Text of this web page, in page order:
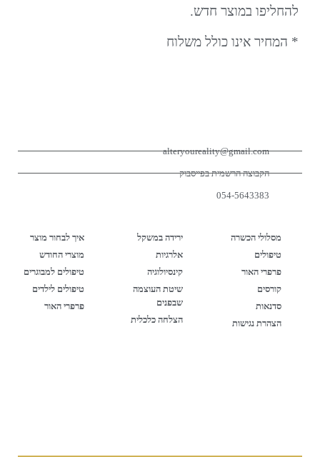
להחליפו במוצר חדש.
* המחיר אינו כולל משלוח
alteryoureality@gmail.com
הקבוצה הרשמית בפייסבוק
054-5643383
מסלולי הכשרה
טיפולים
פרפרי האור
קורסים
סדנאות
הצהרת נגישות
ירידה במשקל
אלרגיות
קינסיולוגיה
שיטת העוצמה
שבפנים
הצלחה כלכלית
איך לבחור מוצר
מוצרי החודש
טיפולים למבוגרים
טיפולים לילדים
פרפרי האור